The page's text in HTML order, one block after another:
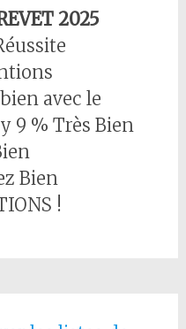
2025
avec le
9 % Très Bien
Bien
!